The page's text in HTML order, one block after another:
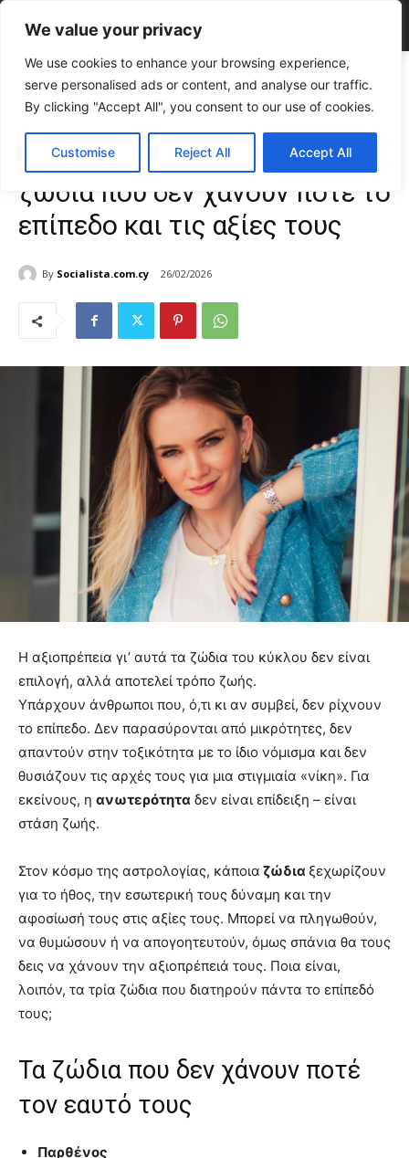
We value your privacy
We use cookies to enhance your browsing experience,
serve personalised ads or content, and analyse our traffic.
By clicking "Accept All", you consent to our use of cookies.
Customise Reject All Accept All
Home LIFE
Ζώδια και ανωτερότητα: 3 ζώδια που δεν χάνουν ποτέ
το επίπεδο και...
Ζώδια και ανωτερότητα: 3
ζώδια που δεν χάνουν ποτέ το
επίπεδο και τις αξίες τους
By Socialista.com.cy 26/02/2026
Η αξιοπρέπεια γι’ αυτά τα ζώδια του κύκλου δεν είναι
επιλογή, αλλά αποτελεί τρόπο ζωής.
Υπάρχουν άνθρωποι που, ό,τι κι αν συμβεί, δεν ρίχνουν
το επίπεδο. Δεν παρασύρονται από μικρότητες, δεν
απαντούν στην τοξικότητα με το ίδιο νόμισμα και δεν
θυσιάζουν τις αρχές τους για μια στιγμιαία «νίκη». Για
εκείνους, η ανωτερότητα δεν είναι επίδειξη – είναι
στάση ζωής.
Στον κόσμο της αστρολογίας, κάποια ζώδια ξεχωρίζουν
για το ήθος, την εσωτερική τους δύναμη και την
αφοσίωσή τους στις αξίες τους. Μπορεί να πληγωθούν,
να θυμώσουν ή να απογοητευτούν, όμως σπάνια θα τους
δεις να χάνουν την αξιοπρέπειά τους. Ποια είναι,
λοιπόν, τα τρία ζώδια που διατηρούν πάντα το επίπεδό
τους;
Τα ζώδια που δεν χάνουν ποτέ
τον εαυτό τους
Παρθένος